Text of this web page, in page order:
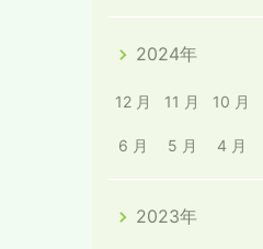
2024年
12 月 11 月 10 月
6 月 5 月 4 月
2023年